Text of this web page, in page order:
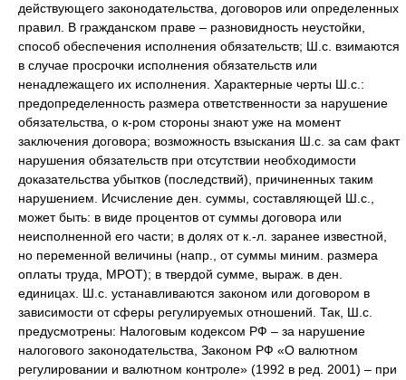
действующего законодательства, договоров или определенных
правил. В гражданском праве – разновидность неустойки,
способ обеспечения исполнения обязательств; Ш.с. взимаются
в случае просрочки исполнения обязательств или
ненадлежащего их исполнения. Характерные черты Ш.с.:
предопределенность размера ответственности за нарушение
обязательства, о к-ром стороны знают уже на момент
заключения договора; возможность взыскания Ш.с. за сам факт
нарушения обязательств при отсутствии необходимости
доказательства убытков (последствий), причиненных таким
нарушением. Исчисление ден. суммы, составляющей Ш.с.,
может быть: в виде процентов от суммы договора или
неисполненной его части; в долях от к.-л. заранее известной,
но переменной величины (напр., от суммы миним. размера
оплаты труда, МРОТ); в твердой сумме, выраж. в ден.
единицах. Ш.с. устанавливаются законом или договором в
зависимости от сферы регулируемых отношений. Так, Ш.с.
предусмотрены: Налоговым кодексом РФ – за нарушение
налогового законодательства, Законом РФ «О валютном
регулировании и валютном контроле» (1992 в ред. 2001) – при